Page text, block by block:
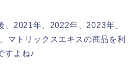
、2021年、2022年、2023年、
マトリックスエキスの商品を利
すよね♪